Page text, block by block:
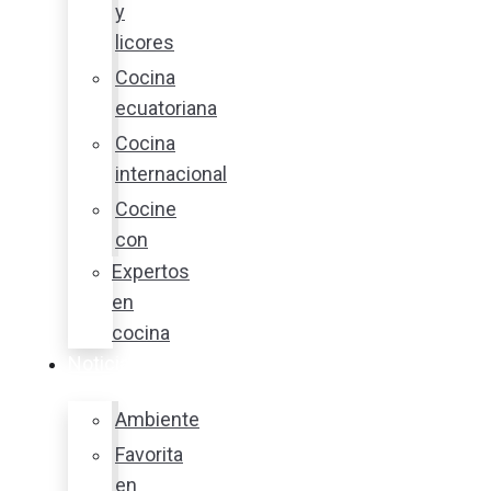
y
licores
Cocina
ecuatoriana
Cocina
internacional
Cocine
con
Expertos
en
cocina
Ambiente
Favorita
en